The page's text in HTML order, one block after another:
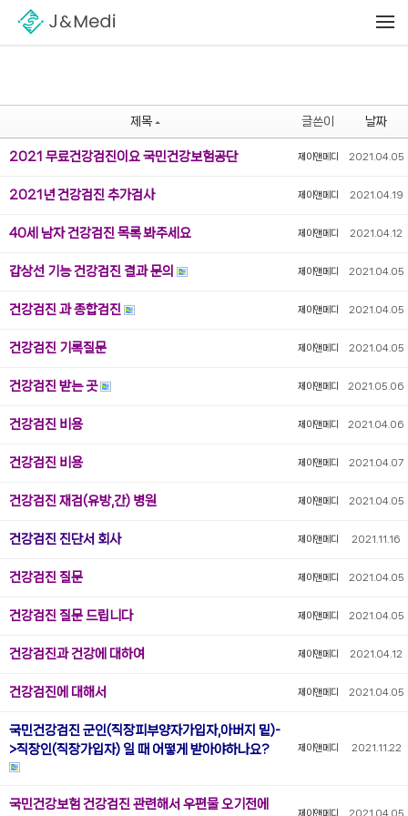
제목 글쓴이 날짜
2021 무료건강검진이요 국민건강보험공단 제이앤메디 2021.04.05
2021년 건강검진 추가검사 제이앤메디 2021.04.19
40세 남자 건강검진 목록 봐주세요 제이앤메디 2021.04.12
갑상선 기능 건강검진 결과 문의 제이앤메디 2021.04.05
건강검진 과 종합검진 제이앤메디 2021.04.05
건강검진 기록질문 제이앤메디 2021.04.05
건강검진 받는 곳 제이앤메디 2021.05.06
건강검진 비용 제이앤메디 2021.04.06
건강검진 비용 제이앤메디 2021.04.07
건강검진 재검(유방,간) 병원 제이앤메디 2021.04.05
건강검진 진단서 회사 제이앤메디 2021.11.16
건강검진 질문 제이앤메디 2021.04.05
건강검진 질문 드립니다 제이앤메디 2021.04.05
건강검진과 건강에 대하여 제이앤메디 2021.04.12
건강검진에 대해서 제이앤메디 2021.04.05
국민건강검진 군인(직장피부양자가입자,아버지 밑)-
>직장인(직장가입자) 일 때 어떻게 받아야하나요?
제이앤메디 2021.11.22
국민건강보험 건강검진 관련해서 우편물 오기전에
제이앤메디 2021.04.05